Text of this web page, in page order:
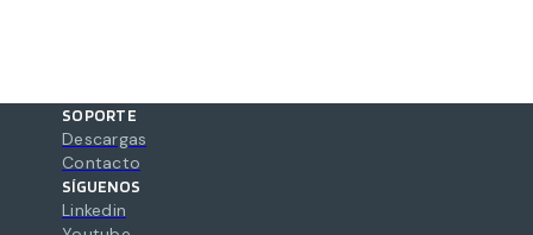
SOPORTE
Descargas
Contacto
SÍGUENOS
Linkedin